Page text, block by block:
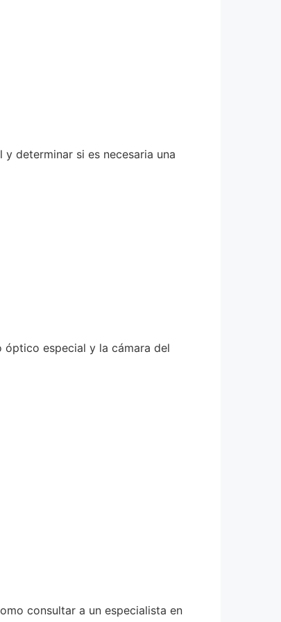
determinar si es necesaria una
especial y la cámara del
consultar a un especialista en